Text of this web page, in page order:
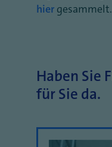
hier gesammelt.
Haben Sie
für Sie da.